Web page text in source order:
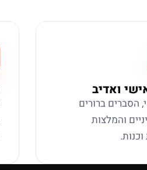
ואדיב
הסברים ברורים
והמלצות